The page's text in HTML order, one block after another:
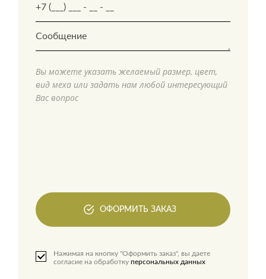
Вы можете указать желаемый размер, цвет,
вид меха или задать нам любой интересующий
Вас вопрос
ОФОРМИТЬ ЗАКАЗ
Нажимая на кнопку "Оформить заказ", вы даете
согласие на обработку персональных данных